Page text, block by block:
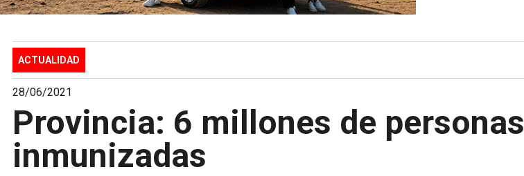
ACTUALIDAD
28/06/2021
Provincia: 6 millones de personas
inmunizadas